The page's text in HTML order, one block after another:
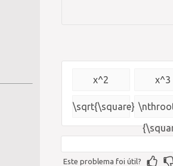
x^2 x^3
\sqrt{\square}
Este problema foi útil?